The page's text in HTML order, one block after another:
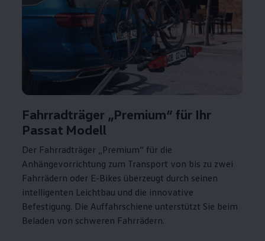
Fahrradträger „Premium“ für Ihr
Passat Modell
Der Fahrradträger „Premium“ für die
Anhängevorrichtung zum Transport von bis zu zwei
Fahrrädern oder E-Bikes überzeugt durch seinen
intelligenten Leichtbau und die innovative
Befestigung. Die Auffahrschiene unterstützt Sie beim
Beladen von schweren Fahrrädern.